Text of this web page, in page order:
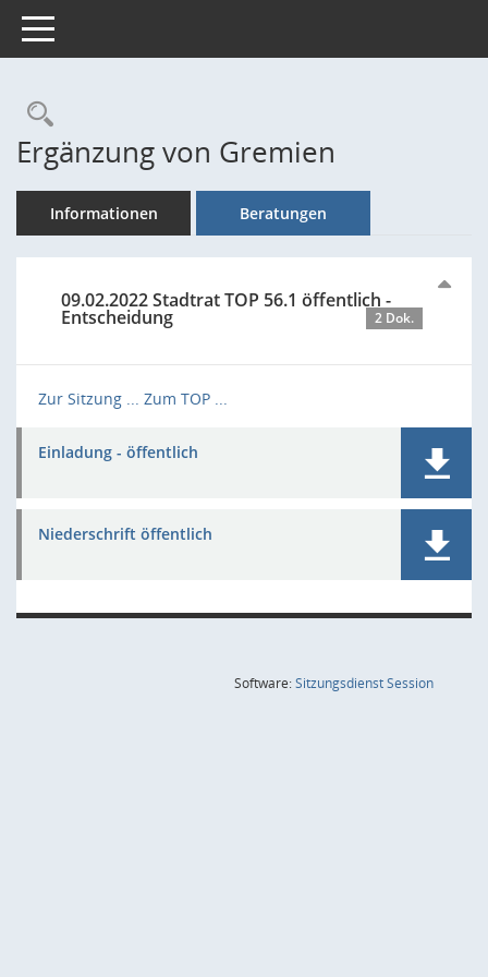
Toggle navigation
Rechercheauswahl
Ergänzung von Gremien
Informationen Beratungen
09.02.2022 Stadtrat TOP 56.1 öffentlich -
Entscheidung 2 Dok.
Zur Sitzung ... Zum TOP ...
Einladung - öffentlich
Niederschrift öffentlich
Software:SitzungsdienstSession(Wird in